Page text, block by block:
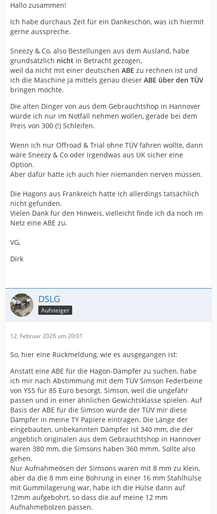
Hallo zusammen!
Ich habe durchaus Zeit für ein Dankeschön, was ich hiermit
gerne ausspreche.
Sneezy & Co, also Bestellungen aus dem Ausland, habe
grundsätzlich nicht in Betracht gezogen,
weil da nicht mit einer deutschen ABE zu rechnen ist und
ich die Maschine ja mittels genau dieser ABE über den TÜV
bringen möchte.
Die alten Dinger von aus dem Gebrauchtshop in Hannover
würde ich nur im Notfall nehmen wollen, gerade bei dem
Preis von 300 (!) Schleifen.
Wenn ich nur Offroad & Trial ohne TÜV fahren wollte, dann
wäre Sneezy & Co oder irgendwas aus UK sicher eine
Option.
Aber dafür hätte ich auch hier niemanden nerven müssen.
Die Hagons aus Frankreich hatte ich allerdings tatsächlich
nicht gefunden.
Vielen Dank für den Hinweis, vielleicht finde ich da noch im
Netz eine ABE zu.
VG,
Dirk
DSLG
Aufsteiger
12. Februar 2026 um 20:01
So, hier eine Rückmeldung, wie es ausgegangen ist:
Anstatt eine ABE für die Hagon-Dämpfer zu suchen, habe
ich mir nach Abstimmung mit dem TÜV Simson Federbeine
von YSS für 85 Euro besorgt. Simson, weil die ungefähr
passen und in einer ähnlichen Gewichtsklasse spielen. Auf
Basis der ABE für die Simson würde der TÜV mir diese
Dämpfer in meine TY Papiere eintragen. Die Länge der
eingebauten, unbekannten Dämpfer ist 340 mm, die der
angeblich originalen aus dem Gebrauchtshop in Hannover
waren 380 mm, die Simsons haben 360 mmm. Sollte also
gehen.
Nur Aufnahmeösen der Simsons waren mit 8 mm zu klein,
aber da die 8 mm eine Bohrung in einer 16 mm Stahlhülse
mit Gummilagerung war, habe ich die Hülse dann auf
12mm aufgebohrt, so dass die auf meine 12 mm
Aufnahmebolzen passen.